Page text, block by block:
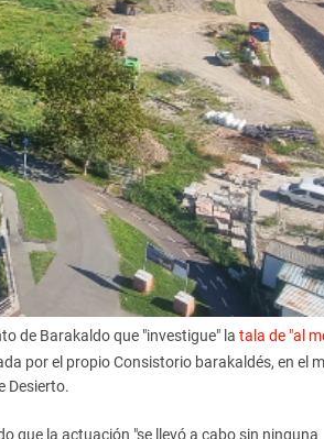
de Barakaldo que "investigue" la tala de "al
por el propio Consistorio barakaldés, en el
Desierto.
que la actuación "se llevó a cabo sin ninguna